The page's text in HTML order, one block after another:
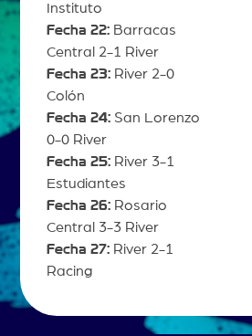
Instituto
Fecha 22:Barracas
Central 2-1 River
Fecha 23:River 2-0
Colón
Fecha 24:San Lorenzo
0-0 River
Fecha 25:River 3-1
Estudiantes
Fecha 26:Rosario
Central 3-3 River
Fecha 27:River 2-1
Racing